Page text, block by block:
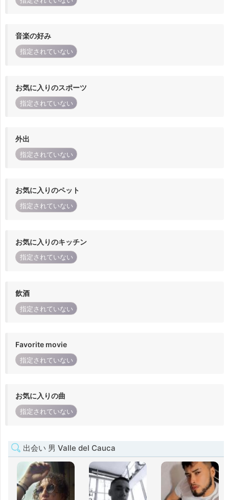
音楽の好み
指定されていない
お気に入りのスポーツ
指定されていない
外出
指定されていない
お気に入りのペット
指定されていない
お気に入りのキッチン
指定されていない
飲酒
指定されていない
Favorite movie
指定されていない
お気に入りの曲
指定されていない
出会い 男 Valle del Cauca